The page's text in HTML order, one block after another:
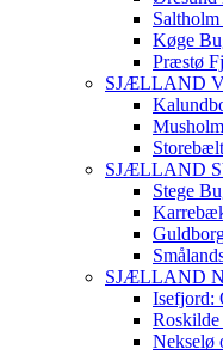
Køge
Præstø
SJÆLLAND
SJÆLLAND
Stege
SJÆLLAND
Isefjord:
Nekselø